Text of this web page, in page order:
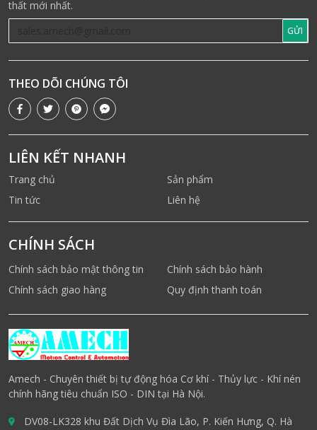
thất mới nhất.
GỬI
THEO DÕI CHÚNG TÔI
LIÊN KẾT NHANH
Trang chủ
Sản phẩm
Tin tức
Liên hệ
CHÍNH SÁCH
Chính sách bảo mật thông tin
Chính sách bảo hành
Chính sách giao hàng
Quy định thanh toán
Amech - Chuyên thiết bị tự động hóa Cơ khí - Thủy lực - Khí nén
chính hãng tiêu chuẩn ISO - DIN tại Hà Nội.
DV08-LK328 khu Đất Dịch Vụ Đìa Lão, P. Kiến Hưng, Q. Hà